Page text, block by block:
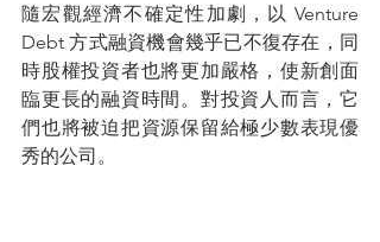
隨宏觀經濟不確定性加劇，以 Venture
Debt 方式融資機會幾乎已不復存在，同
時股權投資者也將更加嚴格，使新創面
臨更長的融資時間。對投資人而言，它
們也將被迫把資源保留給極少數表現優
秀的公司。